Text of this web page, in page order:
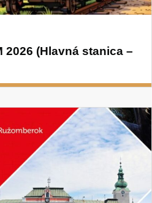
2026 (Hlavná stanica –